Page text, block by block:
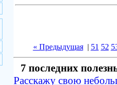
« Предыдущая| 51 52
7 последних
Расскажу свою